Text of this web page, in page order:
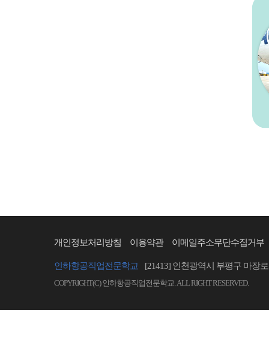
개인정보처리방침 이용약관 이메일주소무단수집거부
인하항공직업전문학교 [21413] 인천광역시 부평구 마장
COPYRIGHT(C) 인하항공직업전문학교. ALL RIGHT RESERVED.